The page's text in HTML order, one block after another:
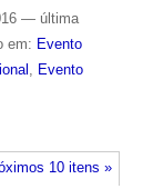
— última
em: Evento
, Evento
10 itens »